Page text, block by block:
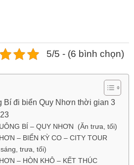
5/5 - (6 bình chọn)
Bí đi biển Quy Nhơn thời gian 3
BÍ – QUY NHƠN (Ăn trưa, tối)
– BIỂN KỲ CO – CITY TOUR
trưa, tối)
– HÒN KHÔ – KẾT THÚC